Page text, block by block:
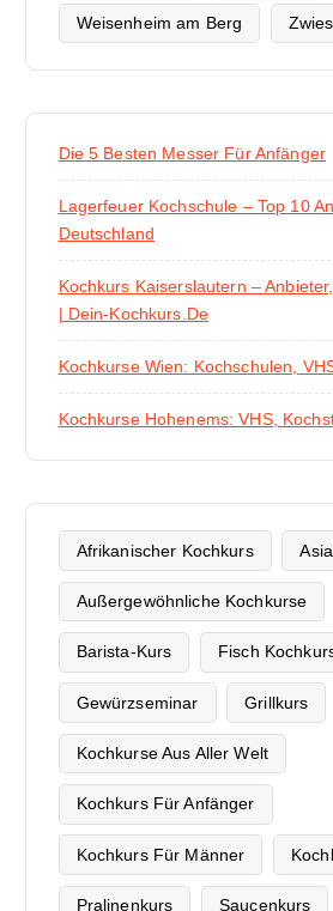
Weisenheim am Berg
Die 5 Besten Messer Für Anfänger
Lagerfeuer Kochschule – Top 10
Deutschland
Kochkurs Kaiserslautern –
| Dein-Kochkurs.de
Kochkurse Wien: Kochschulen,
Kochkurse Hohenems: VHS,
Afrikanischer Kochkurs
Außergewöhnliche Kochkurse
Barista-Kurs Fisch
Gewürzseminar Grillkurs
Kochkurse Aus Aller Welt
Kochkurs Für Anfänger
Kochkurs Für Männer
Pralinenkurs Saucenkurs